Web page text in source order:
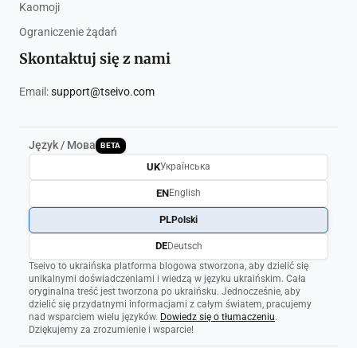
Kaomoji
Ograniczenie żądań
Skontaktuj się z nami
Email:support@tseivo.com
Język / Мова BETA
Tseivo to ukraińska platforma blogowa stworzona, aby dzielić się
unikalnymi doświadczeniami i wiedzą w języku ukraińskim. Cała
oryginalna treść jest tworzona po ukraińsku. Jednocześnie, aby
dzielić się przydatnymi informacjami z całym światem, pracujemy
nad wsparciem wielu języków. Dowiedz się o tłumaczeniu.
Dziękujemy za zrozumienie i wsparcie!
UKУкраїнська
ENEnglish
PLPolski
DEDeutsch